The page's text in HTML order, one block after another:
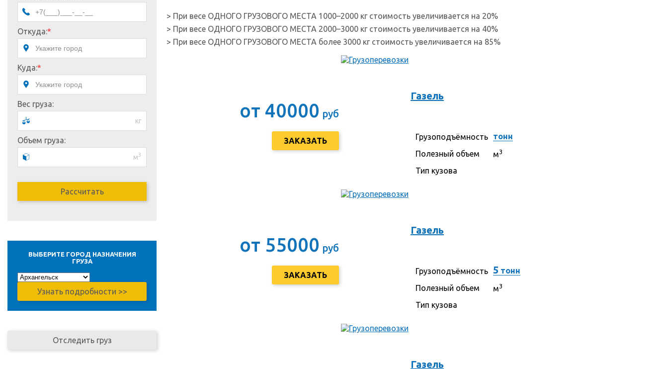
Откуда:*
Куда:*
Вес груза:
кг
Объем груза:
м3
ВЫБЕРИТЕ ГОРОД НАЗНАЧЕНИЯ
ГРУЗА
Узнать подробности >>
Отследить груз
> При весе ОДНОГО ГРУЗОВОГО МЕСТА 1000–2000 кг стоимость увеличивается на 20%
> При весе ОДНОГО ГРУЗОВОГО МЕСТА 2000–3000 кг стоимость увеличивается на 40%
> При весе ОДНОГО ГРУЗОВОГО МЕСТА более 3000 кг стоимость увеличивается на 85%
от 40000 руб
ЗАКАЗАТЬ
Газель
Грузоподъёмность
Полезный объем
Тип кузова
тонн
м3
от 55000 руб
ЗАКАЗАТЬ
Газель
Грузоподъёмность
Полезный объем
Тип кузова
5 тонн
м3
Газель